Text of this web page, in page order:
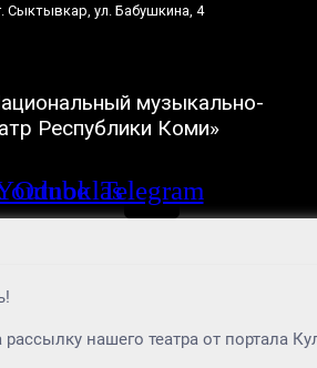
Сыктывкар, ул. Бабушкина, 4
музыкально-
Республики Коми»
Odnoklassniki
Telegram